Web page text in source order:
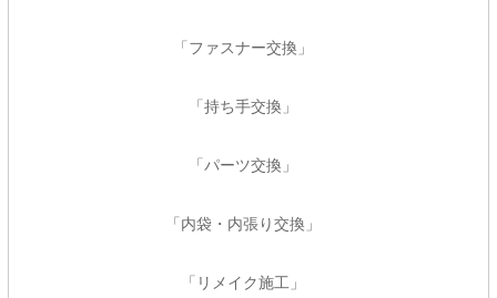
「ファスナー交換」
「持ち手交換」
「パーツ交換」
「内袋・内張り交換」
「リメイク施工」